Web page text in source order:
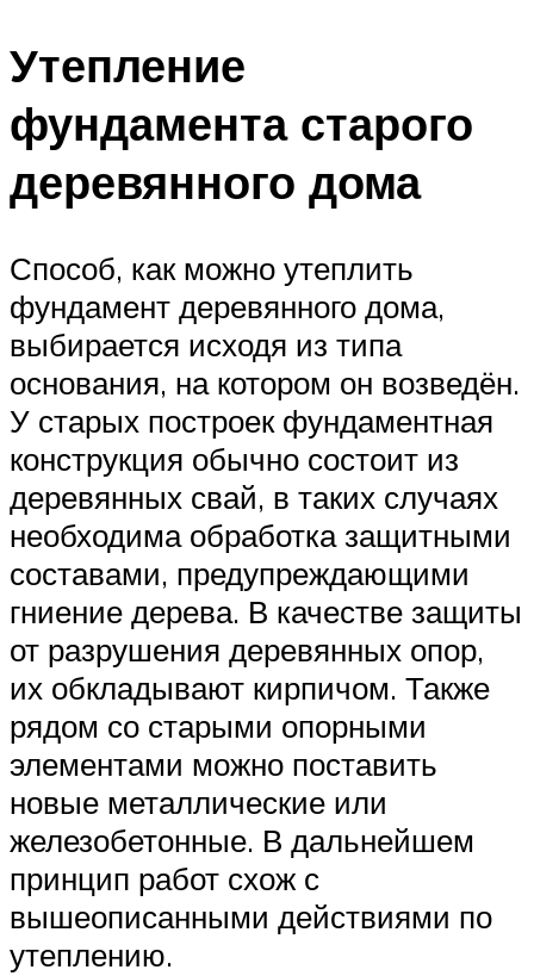
Утепление
фундамента старого
деревянного дома
Способ, как можно утеплить
фундамент деревянного дома,
выбирается исходя из типа
основания, на котором он возведён.
У старых построек фундаментная
конструкция обычно состоит из
деревянных свай, в таких случаях
необходима обработка защитными
составами, предупреждающими
гниение дерева. В качестве защиты
от разрушения деревянных опор,
их обкладывают кирпичом. Также
рядом со старыми опорными
элементами можно поставить
новые металлические или
железобетонные. В дальнейшем
принцип работ схож с
вышеописанными действиями по
утеплению.